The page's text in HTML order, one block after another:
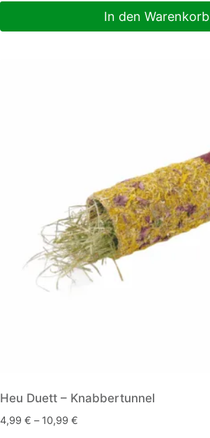
In den Warenkorb
Heu Duett – Knabbertunnel
4,99 € – 10,99 €